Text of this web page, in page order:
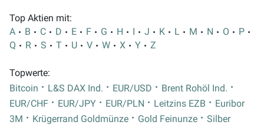
Top Aktien mit:
A
B C D E F G H I J K L M N O
P
Q
R S T U V W X Y Z
Topwerte:
Bitcoin
L&S DAX Ind. EUR/USD
Brent Rohöl Ind.
EUR/CHF
EUR/JPY EUR/PLN Leitzins EZB
Euribor
3M
Krügerrand Goldmünze Gold Feinunze
Silber